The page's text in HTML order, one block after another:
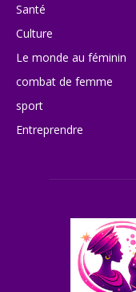
Santé
Culture
Le monde au féminin
combat de femme
sport
Entreprendre